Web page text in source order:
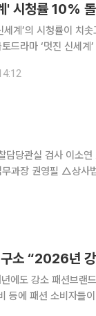
' 시청률 10%
치솟고 있다. 24일 시청률 조사회사 닐슨코
드라마 ‘멋진 신세계’
일 첫 방송된 ‘멋진 신세계
과장 권영필 △상사
에도 강소 패션브랜
패션 소비자들이 높은 관심